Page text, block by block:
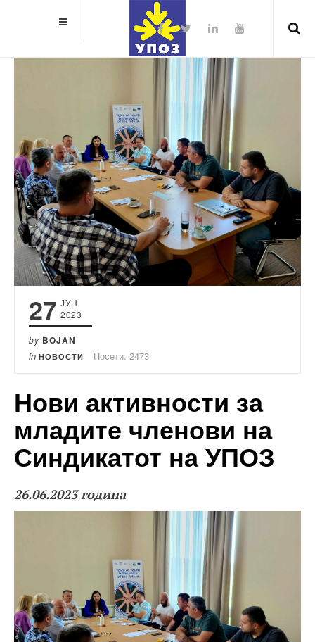
27 ЈУН
2023
by BOJAN
in НОВОСТИ Посети: 2473
Нови активности за
младите членови на
Синдикатот на УПОЗ
26.06.2023 година